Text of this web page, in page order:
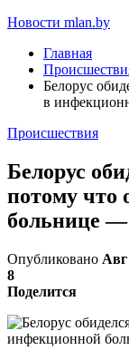
Новости mlan.by
Главная
Белорус
в
Происшествия
Белорус
потому что
больнице
Опубликовано Авг
8
Поделится